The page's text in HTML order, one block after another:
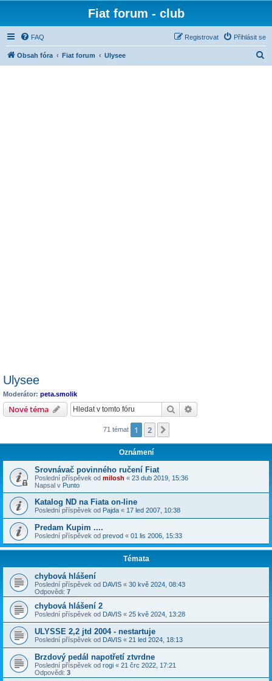
Fiat forum - club
FAQ Přihlásit se
Registrovat
Obsah fóra Fiat forum Ulysee
Ulysee
Moderátor: peta.smolik
Nové téma Hledat
71 témat 1 2
Oznámení
Srovnávač povinného ručení Fiat
Poslední příspěvek od milosh « 23 dub 2019, 15:36
Napsal v Punto
Katalog ND na Fiata on-line
Poslední příspěvek od Pajda « 17 led 2007, 10:38
Predam Kupim ....
Poslední příspěvek od prevod « 01 lis 2006, 15:33
Témata
chybová hlášení
Poslední příspěvek od DAVIS « 30 kvě 2024, 08:43
Odpovědi: 7
chybová hlášení 2
Poslední příspěvek od DAVIS « 25 kvě 2024, 13:28
ULYSSE 2,2 jtd 2004 - nestartuje
Poslední příspěvek od DAVIS « 21 led 2024, 18:13
Brzdový pedál napotřetí ztvrdne
Poslední příspěvek od rogi « 21 črc 2022, 17:21
Odpovědi: 3